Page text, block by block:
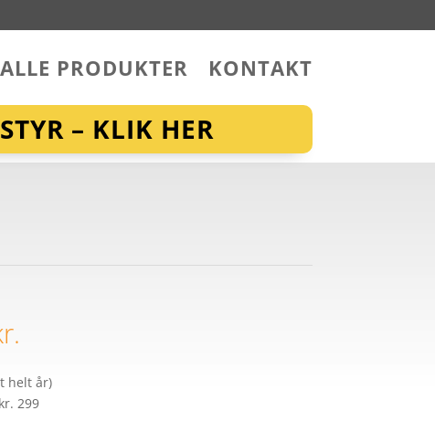
PRODUKTER KONTAKT
– KLIK HER
helt år)
299